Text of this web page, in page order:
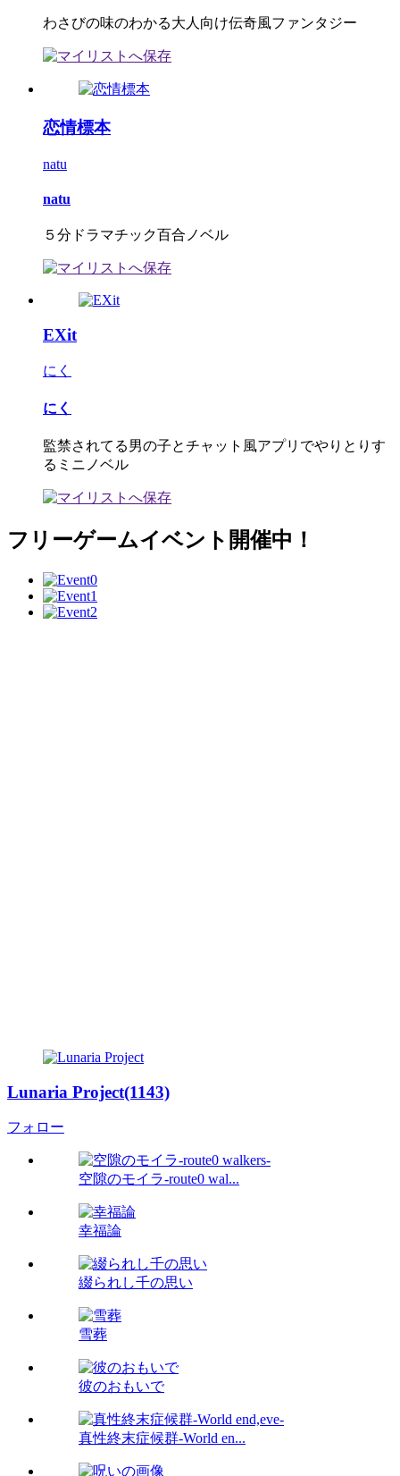
わさびの味のわかる大人向け伝奇風ファンタジー
恋情標本
natu
natu
５分ドラマチック百合ノベル
EXit
にく
にく
監禁されてる男の子とチャット風アプリでやりとりす
るミニノベル
フリーゲームイベント開催中！
Lunaria Project(1143)
フォロー
空隙のモイラ-route0 wal...
幸福論
綴られし千の思い
雪葬
彼のおもいで
真性終末症候群-World en...